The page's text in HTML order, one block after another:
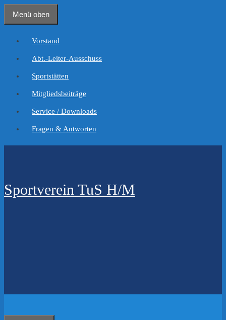
Inhalt
Menü oben
Vorstand
Abt.-Leiter-Ausschuss
Sportstätten
Mitgliedsbeiträge
Service / Downloads
Fragen & Antworten
Sportverein TuS H/M